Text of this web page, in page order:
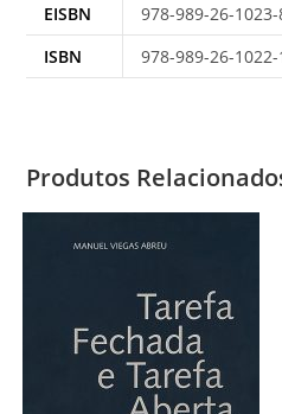
EISBN
978-989-26-1023-
ISBN
978-989-26-1022-
Produtos